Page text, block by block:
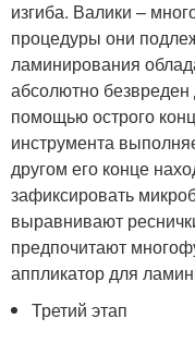
изгиба. Валики –
процедуры они
ламинирования
абсолютно
помощью острого
инструмента
другом его конце
зафиксировать
выравнивают
предпочитают
аппликатор для
Третий этап